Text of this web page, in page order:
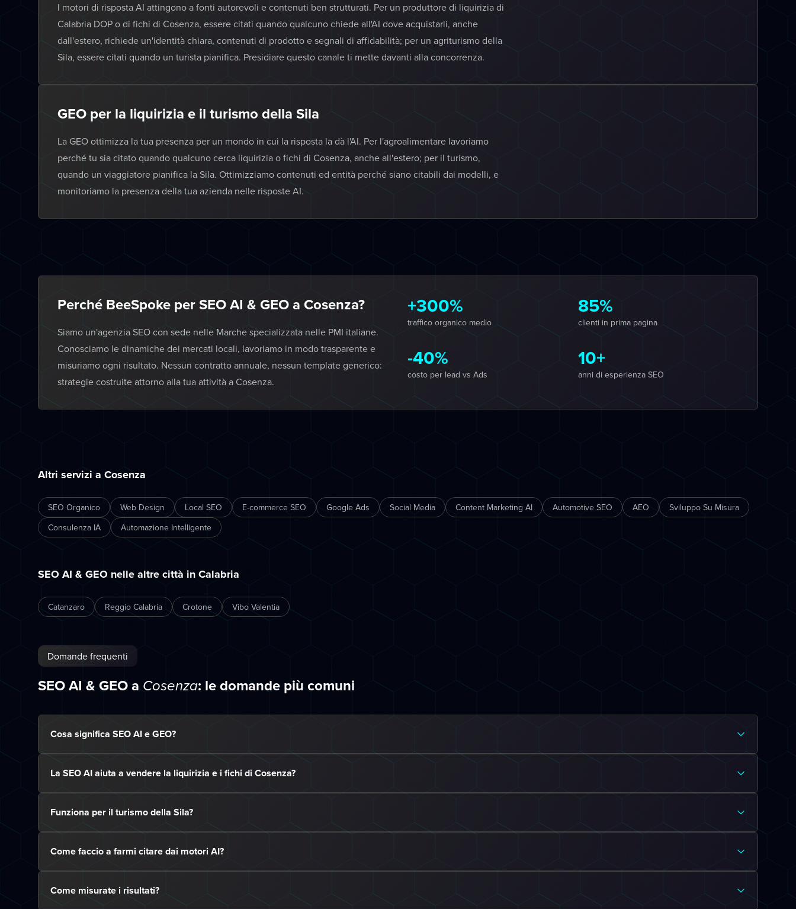
I motori di risposta AI attingono a fonti autorevoli e contenuti ben strutturati. Per un produttore di liquirizia di
Calabria DOP o di fichi di Cosenza, essere citati quando qualcuno chiede all'AI dove acquistarli, anche
dall'estero, richiede un'identità chiara, contenuti di prodotto e segnali di affidabilità; per un agriturismo della
Sila, essere citati quando un turista pianifica. Presidiare questo canale ti mette davanti alla concorrenza.
GEO per la liquirizia e il turismo della Sila
La GEO ottimizza la tua presenza per un mondo in cui la risposta la dà l'AI. Per l'agroalimentare lavoriamo
perché tu sia citato quando qualcuno cerca liquirizia o fichi di Cosenza, anche all'estero; per il turismo,
quando un viaggiatore pianifica la Sila. Ottimizziamo contenuti ed entità perché siano citabili dai modelli, e
monitoriamo la presenza della tua azienda nelle risposte AI.
Perché BeeSpoke per SEO AI & GEO a Cosenza?
Siamo un'agenzia SEO con sede nelle Marche specializzata nelle PMI italiane.
Conosciamo le dinamiche dei mercati locali, lavoriamo in modo trasparente e
misuriamo ogni risultato. Nessun contratto annuale, nessun template generico:
strategie costruite attorno alla tua attività a Cosenza.
+300%
traffico organico medio
85%
clienti in prima pagina
-40%
costo per lead vs Ads
10+
anni di esperienza SEO
Altri servizi a Cosenza
SEO Organico Web Design Local SEO E-commerce SEO Google Ads Social Media Content Marketing AI Automotive SEO AEO
Sviluppo Su Misura
Consulenza IA
Automazione Intelligente
SEO AI & GEO nelle altre città in Calabria
Catanzaro Reggio Calabria Crotone Vibo Valentia
Domande frequenti
SEO AI & GEO aCosenza: le domande più comuni
Cosa significa SEO AI e GEO?
La SEO AI aiuta a vendere la liquirizia e i fichi di Cosenza?
Funziona per il turismo della Sila?
Come faccio a farmi citare dai motori AI?
Come misurate i risultati?